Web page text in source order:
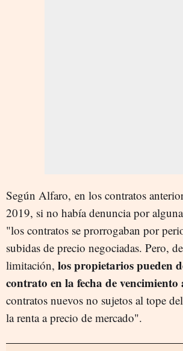
Según Alfaro, en los contratos
2019, si no había denuncia por
"los contratos se prorrogaban por
subidas de precio negociadas. Pero,
limitación, los propietarios pueden
contrato en la fecha de vencimiento
contratos nuevos no sujetos al tope
la renta a precio de mercado".